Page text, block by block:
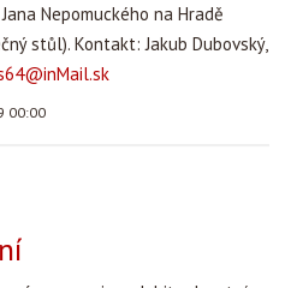
Nepomuckého na Hradě
stůl). Kontakt: Jakub Dubovský,
00:00